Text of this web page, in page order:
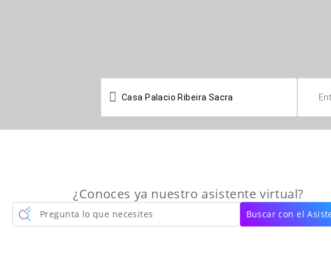

¿Conoces ya nuestro asistente virtual?
Pregunta lo que necesites Buscar con el